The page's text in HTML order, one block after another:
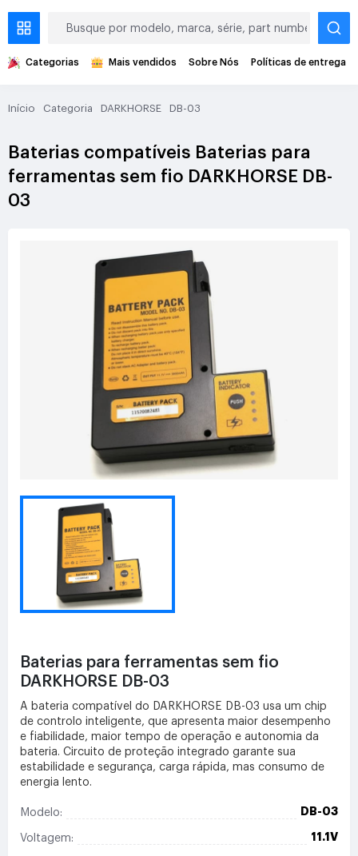
Categorias Mais vendidos Sobre Nós Políticas de entrega
Início Categoria DARKHORSE DB-03
Baterias compatíveis Baterias para
ferramentas sem fio DARKHORSE DB-
03
Baterias para ferramentas sem fio
DARKHORSE DB-03
A bateria compatível do DARKHORSE DB-03 usa um chip
de controlo inteligente, que apresenta maior desempenho
e fiabilidade, maior tempo de operação e autonomia da
bateria. Circuito de proteção integrado garante sua
estabilidade e segurança, carga rápida, mas consumo de
energia lento.
Modelo: DB-03
Voltagem: 11.1V